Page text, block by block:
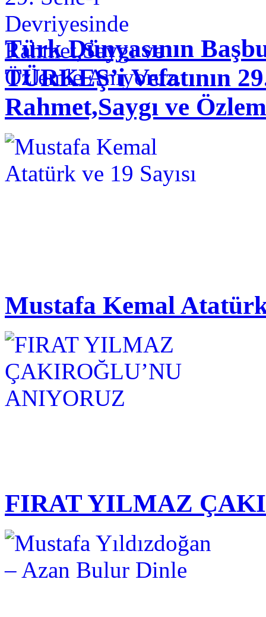
Türk Dünyasının
TÜRKEŞ’i Vefatının
Rahmet,Saygı ve
Mustafa Kemal Atatürk
FIRAT YILMAZ